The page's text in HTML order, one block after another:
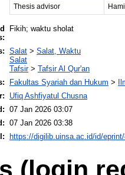
Thesis advisor
Fikih; waktu sholat
Salat > Salat, Waktu
Salat
Tafsir> Tafsir Al Qur'an
Fakultas Syariah dan Hukum >
Ufiq Ashfiyatul Chusna
07 Jan 2026 03:07
07 Jan 2026 03:38
https://digilib.uinsa.ac.id/id/
(login